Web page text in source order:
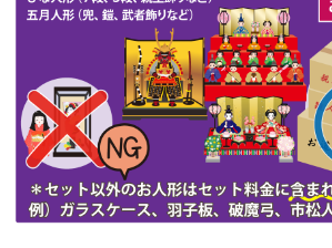
第47回人形供養祭 令和3年10月
第46回人形供養祭 令和3年9月13
第45回人形供養祭令和3年7月12
第44回人形供養祭令和3年6月3日(
第43回人形供養祭令和3年4月23